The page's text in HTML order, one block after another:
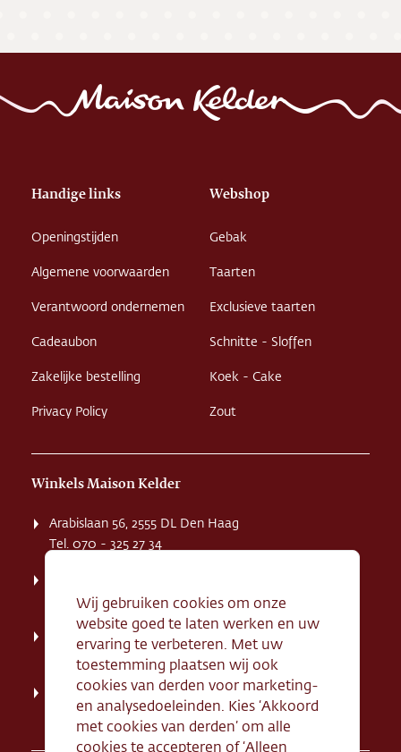
Handige links
Openingstijden
Algemene voorwaarden
Verantwoord ondernemen
Cadeaubon
Zakelijke bestelling
Privacy Policy
Webshop
Gebak
Taarten
Exclusieve taarten
Schnitte - Sloffen
Koek - Cake
Zout
Winkels Maison Kelder
Arabislaan 56, 2555 DL Den Haag
Tel. 070 - 325 27 34
Tel. 070 - 324 94 09
Kerkstraat 71, 2242 HD Wassenaar
Tel. 070 - 517 95 07
Dorpsstraat 134, 2712 AN Zoetermeer
Tel. 079 - 316 78 95
Wij gebruiken cookies om onze
website goed te laten werken en uw
ervaring te verbeteren. Met uw
toestemming plaatsen wij ook
cookies van derden voor marketing-
en analysedoeleinden. Kies ‘Akkoord
met cookies van derden’ om alle
cookies te accepteren of ‘Alleen